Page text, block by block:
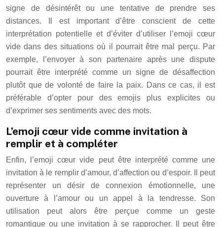
signe de désintérêt ou une tentative de prendre ses
distances. Il est important d’être conscient de cette
interprétation potentielle et d’éviter d’utiliser l’emoji cœur
vide dans des situations où il pourrait être mal perçu. Par
exemple, l’envoyer à son partenaire après une dispute
pourrait être interprété comme un signe de désaffection
plutôt que de volonté de faire la paix. Dans ce cas, il est
préférable d’opter pour des emojis plus explicites ou
d’exprimer ses sentiments avec des mots.
L’emoji cœur vide comme invitation à
remplir et à compléter
Enfin, l’emoji cœur vide peut être interprété comme une
invitation à le remplir d’amour, d’affection ou d’espoir. Il peut
représenter un désir de connexion émotionnelle, une
ouverture à l’amour ou un appel à la tendresse. Son
utilisation peut alors être perçue comme un geste
romantique ou une invitation à se rapprocher. Il peut être